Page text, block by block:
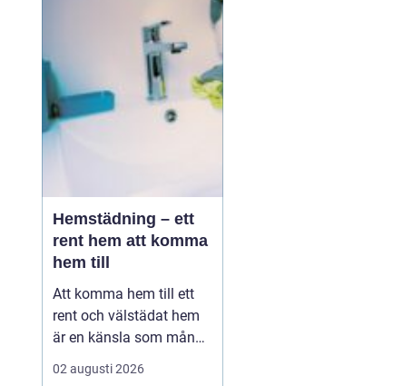
börjar åldras kan små
skador snabbt växa till
dyra fuktproblem. Att
anlita en erfaren
Hemstädning – ett
rent hem att komma
hem till
Att komma hem till ett
rent och välstädat hem
är en känsla som många
värdesätter högt. I en
hektisk storstadsmiljö
02 augusti 2026